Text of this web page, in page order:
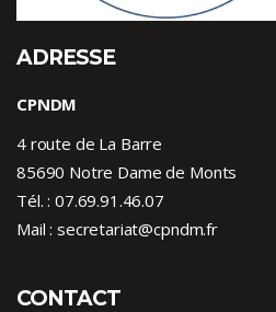
ADRESSE
CPNDM
4 route de La Barre
85690 Notre Dame de Monts
Tél. : 07.69.91.46.07
Mail : secretariat@cpndm.fr
CONTACT